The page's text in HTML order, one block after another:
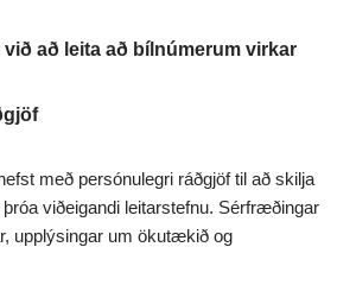
að leita að bílnúmerum virkar
með persónulegri ráðgjöf til að skilja
viðeigandi leitarstefnu. Sérfræðingar
upplýsingar um ökutækið og